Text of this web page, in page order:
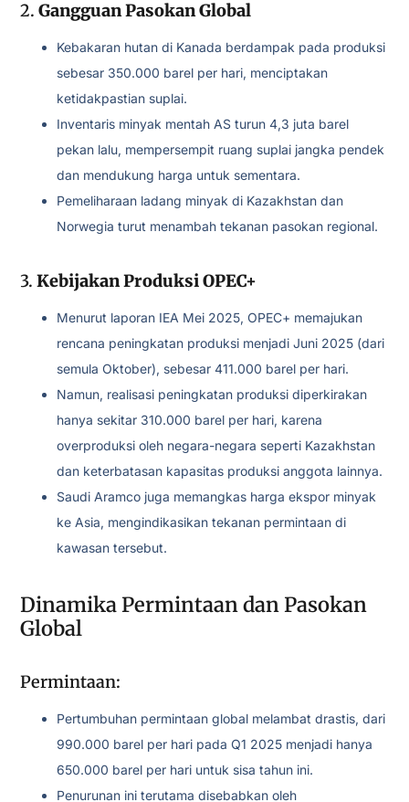
2.Gangguan Pasokan Global
Kebakaran hutan di Kanada berdampak pada produksi
sebesar 350.000 barel per hari, menciptakan
ketidakpastian suplai.
Inventaris minyak mentah AS turun 4,3 juta barel
pekan lalu, mempersempit ruang suplai jangka pendek
dan mendukung harga untuk sementara.
Pemeliharaan ladang minyak di Kazakhstan dan
Norwegia turut menambah tekanan pasokan regional.
3.Kebijakan Produksi OPEC+
Menurut laporan IEA Mei 2025, OPEC+ memajukan
rencana peningkatan produksi menjadi Juni 2025 (dari
semula Oktober), sebesar 411.000 barel per hari.
Namun, realisasi peningkatan produksi diperkirakan
hanya sekitar 310.000 barel per hari, karena
overproduksi oleh negara-negara seperti Kazakhstan
dan keterbatasan kapasitas produksi anggota lainnya.
Saudi Aramco juga memangkas harga ekspor minyak
ke Asia, mengindikasikan tekanan permintaan di
kawasan tersebut.
Dinamika Permintaan dan Pasokan
Global
Permintaan:
Pertumbuhan permintaan global melambat drastis, dari
990.000 barel per hari pada Q1 2025 menjadi hanya
650.000 barel per hari untuk sisa tahun ini.
Penurunan ini terutama disebabkan oleh